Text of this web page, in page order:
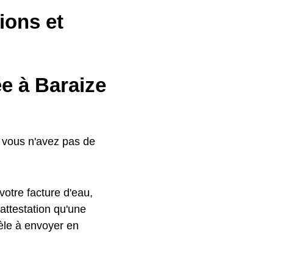
et
à Baraize
n'avez pas de
facture d'eau,
qu'une
à envoyer en